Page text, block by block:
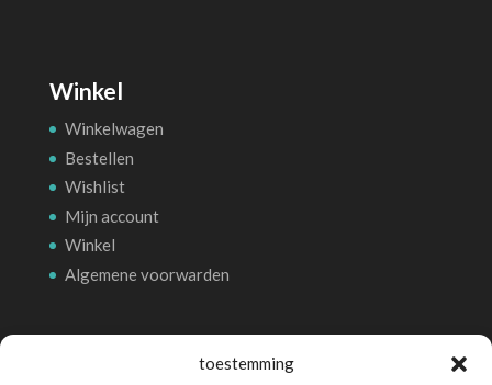
toestemming
Winkel
Winkelwagen
Bestellen
Wishlist
Mijn account
Winkel
Algemene voorwarden
Betalingsmethoden